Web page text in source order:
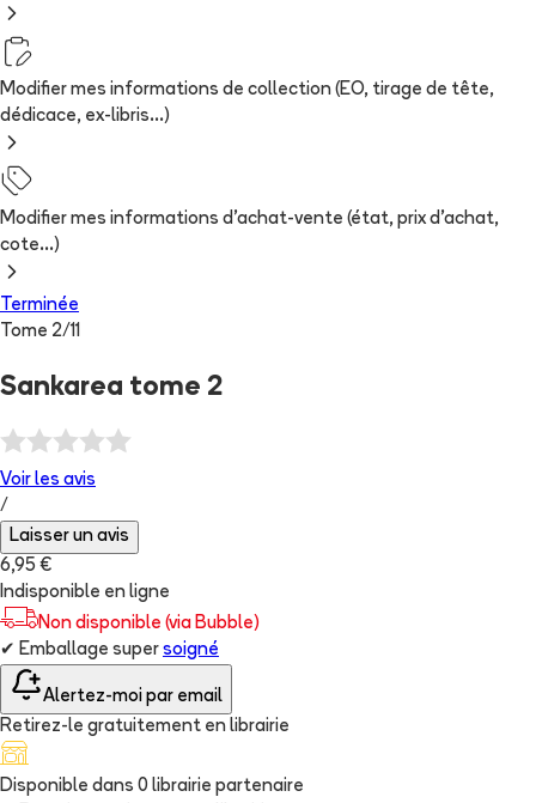
Modifier mes informations de collection (EO, tirage de tête,
dédicace, ex-libris...)
Modifier mes informations d'achat-vente (état, prix d'achat,
cote...)
Terminée
Tome 2/11
Sankarea tome 2
Voir les avis
/
Laisser un avis
6,95 €
Indisponible en ligne
Non disponible (via Bubble)
✔ Emballage super soigné
Alertez-moi par email
Retirez-le gratuitement en librairie
Disponible dans 0 librairie partenaire